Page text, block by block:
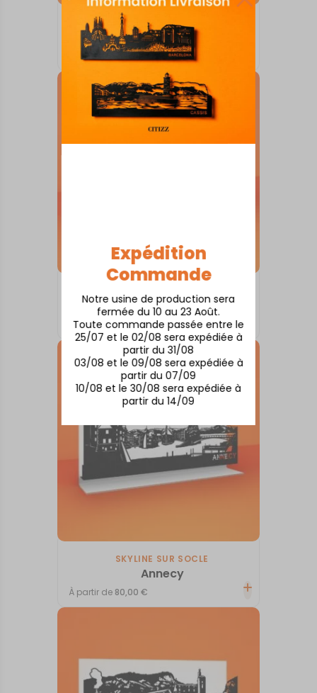
Expédition
Commande
Notre usine de production sera
fermée du 10 au 23 Août.
Toute commande passée entre le
25/07 et le 02/08 sera expédiée à
partir du 31/08
03/08 et le 09/08 sera expédiée à
partir du 07/09
10/08 et le 30/08 sera expédiée à
partir du 14/09
SKYLINE SUR SOCLE
Antibes
À partir de 80,00€
Albi
À partir de80,00€
SKYLINE SUR SOCLE
Annecy
À partir de 80,00€